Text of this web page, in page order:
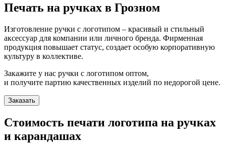
Печать на ручках в Грозном
Изготовление ручки с логотипом – красивый и стильный
аксессуар для компании или личного бренда. Фирменная
продукция повышает статус, создает особую корпоративную
культуру в коллективе.
Закажите у нас ручки с логотипом оптом,
и получите партию качественных изделий по недорогой цене.
Заказать
Стоимость печати логотипа на ручках
и карандашах